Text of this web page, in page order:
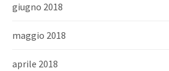
giugno 2018
maggio 2018
aprile 2018